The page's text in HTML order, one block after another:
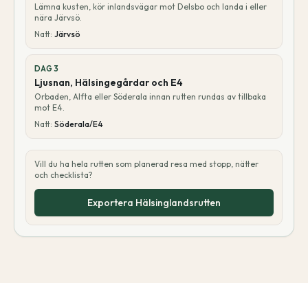
Lämna kusten, kör inlandsvägar mot Delsbo och landa i eller
nära Järvsö.
Natt: Järvsö
DAG3
Ljusnan, Hälsingegårdar och E4
Orbaden, Alfta eller Söderala innan rutten rundas av tillbaka
mot E4.
Natt: Söderala/E4
Vill du ha hela rutten som planerad resa med stopp, nätter
och checklista?
Exportera Hälsinglandsrutten